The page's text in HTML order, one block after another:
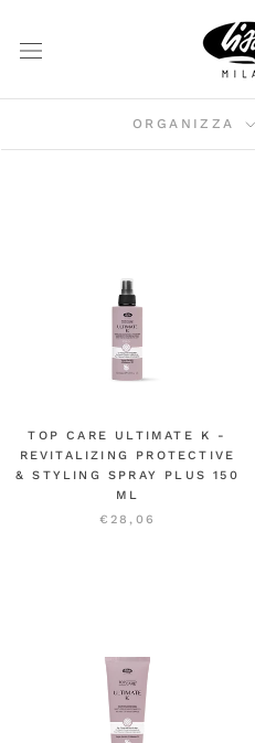
contenuto
ORGANIZZA
TOP CARE ULTIMATE K -
REVITALIZING PROTECTIVE
& STYLING SPRAY PLUS 150
ML
€28,06